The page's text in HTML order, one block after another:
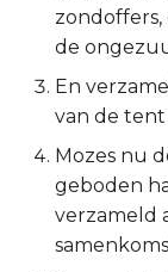
Handelingen
Romeinen
1 Korinthe
2 Korinthe
de
En
van de tent
Mozes nu
geboden
verzameld